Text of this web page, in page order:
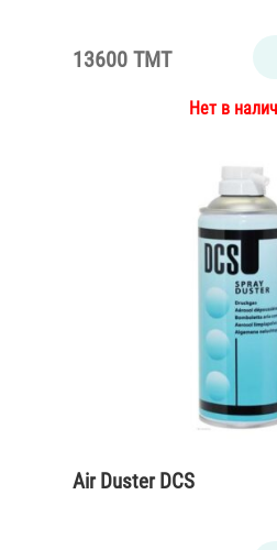
13600 TMT
Нет в
Air Duster DCS